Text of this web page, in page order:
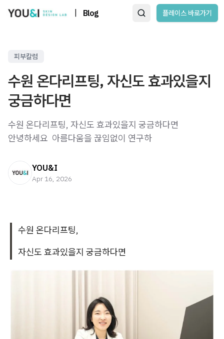
Blog 플레이스 바로가기
피부칼럼
수원 온다리프팅, 자신도 효과있을지
궁금하다면
수원 온다리프팅, 자신도 효과있을지 궁금하다면 ​
안녕하세요 ​ 아름다움을 끊임없이 연구하
YOU&I
Apr 16, 2026
수원 온다리프팅,
자신도 효과있을지 궁금하다면